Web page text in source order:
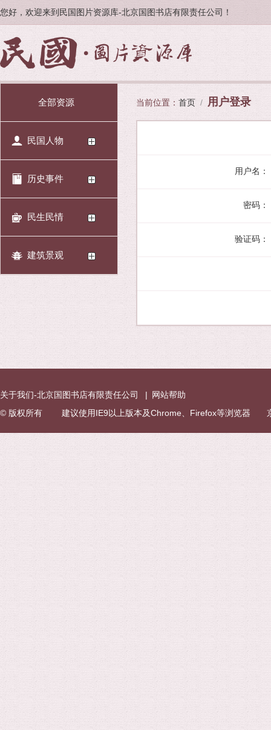
您好，欢迎来到民国图片资源库-北京国图书店有限责任公司！
全部资源
民国人物
历史事件
民生民情
建筑景观
当前位置： 首页 / 用户登录
用户名：
密码：
验证码：
关于我们-北京国图书店有限责任公司 | 网站帮助
© 版权所有 建议使用IE9以上版本及Chrome、Firefox等浏览器